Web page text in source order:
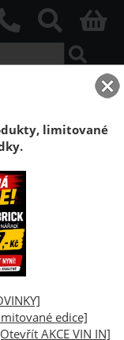
450 1.0
s velmi
do něj vejde
limitované
edice]
AKCE VIN IN]